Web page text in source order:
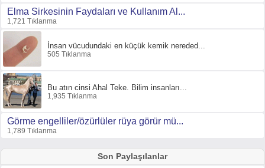
Elma Sirkesinin Faydaları ve Kullanım Al...
1,721 Tıklanma
İnsan vücudundaki en küçük kemik nereded...
505 Tıklanma
Bu atın cinsi Ahal Teke. Bilim insanları...
1,935 Tıklanma
Görme engelliler/özürlüler rüya görür mü...
1,789 Tıklanma
Son Paylaşılanlar